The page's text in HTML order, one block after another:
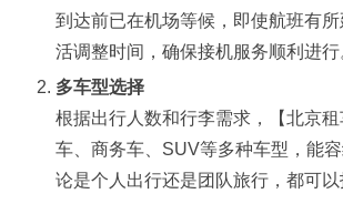
到达前已在机场等候，即使航班有
活调整时间，确保接机服务顺利进行
多车型选择
根据出行人数和行李需求，【北京
车、商务车、SUV等多种车型，能
论是个人出行还是团队旅行，都可以